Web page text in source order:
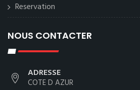
Reservation
NOUS CONTACTER
ADRESSE
COTE D AZUR